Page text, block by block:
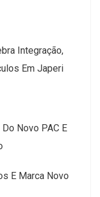
Integração,
Em Japeri
Novo PAC E
E Marca Novo